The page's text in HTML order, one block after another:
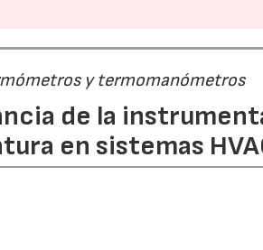
y termomanómetros
de la
en sistemas